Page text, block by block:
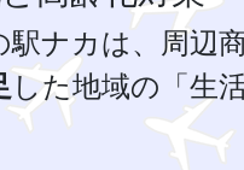
ナカは、周辺
した地域の「生